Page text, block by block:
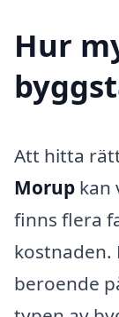
Hur
Att hitta
Morup kan
finns flera
beroende